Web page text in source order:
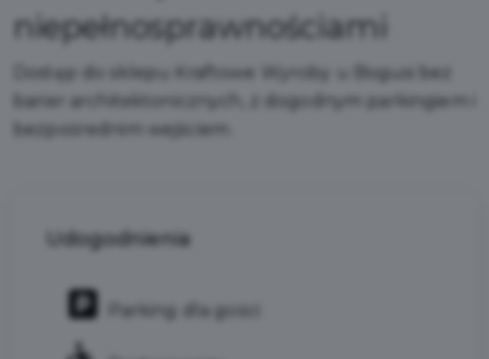
niepełnosprawnościami
Dostęp do sklepu Kraftowe Wyroby u Bogusi bez
barier architektonicznych, z dogodnym parkingiem i
bezpośrednim wejściem.
Udogodnienia
Parking dla gości